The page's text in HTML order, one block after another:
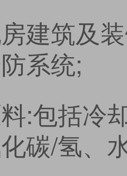
建筑及
系统;
:包括冷
碳/氢、